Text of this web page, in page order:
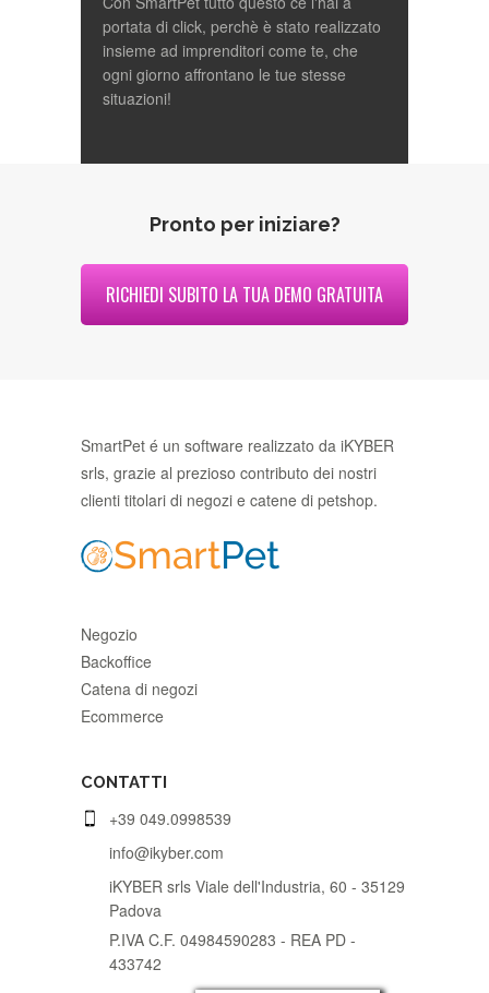
portata di click, perchè è stato realizzato
insieme ad imprenditori come te, che
ogni giorno affrontano le tue stesse
situazioni!
Pronto per iniziare?
RICHIEDI SUBITO LA TUA DEMO GRATUITA
SmartPet é un software realizzato da iKYBER
srls, grazie al prezioso contributo dei nostri
clienti titolari di negozi e catene di petshop.
Negozio
Backoffice
Catena di negozi
Ecommerce
CONTATTI
+39 049.0998539
info@ikyber.com
iKYBER srls Viale dell'Industria, 60 - 35129
Padova
P.IVA C.F. 04984590283 - REA PD -
433742